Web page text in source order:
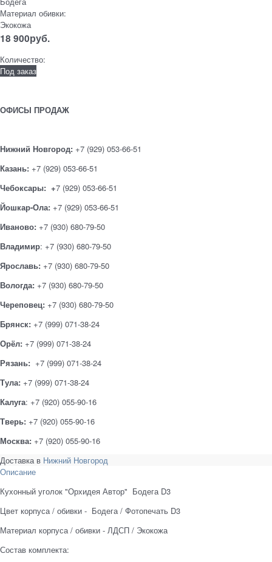
Материал обивки:
Экокожа
18 900руб.
Количество:
Под заказ
ОФИСЫ ПРОДАЖ
Нижний Новгород: +7 (929) 053-66-51
Казань: +7 (929) 053-66-51
Чебоксары: +7 (929) 053-66-51
Йошкар-Ола: +7 (929) 053-66-51
Иваново: +7 (930) 680-79-50
Владимир: +7 (930) 680-79-50
Ярославь: +7 (930) 680-79-50
Вологда: +7 (930) 680-79-50
Череповец: +7 (930) 680-79-50
Брянск: +7 (999) 071-38-24
Орёл: +7 (999) 071-38-24
Рязань: +7 (999) 071-38-24
Тула: +7 (999) 071-38-24
Калуга: +7 (920) 055-90-16
Тверь: +7 (920) 055-90-16
Москва: +7 (920) 055-90-16
Доставка в Нижний Новгород
Описание
Кухонный уголок "Орхидея Автор" Бодега D3
Цвет корпуса / обивки - Бодега / Фотопечать D3
Материал корпуса / обивки - ЛДСП / Экокожа
Состав комплекта: